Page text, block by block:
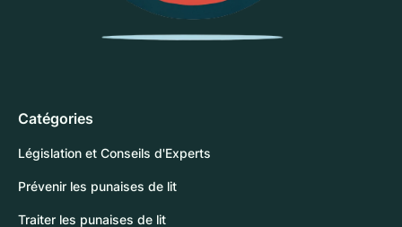
Catégories
Législation et Conseils d'Experts
Prévenir les punaises de lit
Traiter les punaises de lit